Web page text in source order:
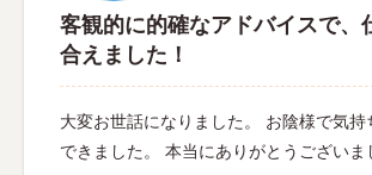
客観的に的確なアドバイスで、
合えました！
大変お世話になりました。 お陰様で気持
できました。 本当にありがとうございま